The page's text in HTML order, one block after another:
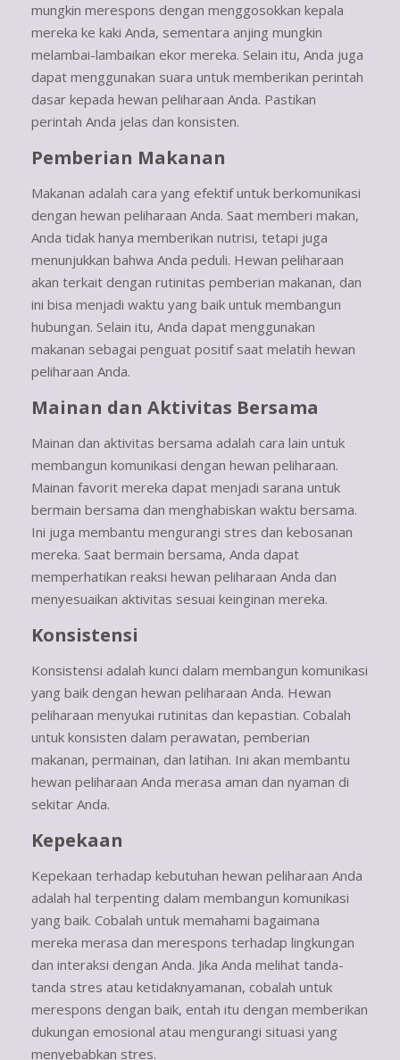
mungkin merespons dengan menggosokkan kepala
mereka ke kaki Anda, sementara anjing mungkin
melambai-lambaikan ekor mereka. Selain itu, Anda juga
dapat menggunakan suara untuk memberikan perintah
dasar kepada hewan peliharaan Anda. Pastikan
perintah Anda jelas dan konsisten.
Pemberian Makanan
Makanan adalah cara yang efektif untuk berkomunikasi
dengan hewan peliharaan Anda. Saat memberi makan,
Anda tidak hanya memberikan nutrisi, tetapi juga
menunjukkan bahwa Anda peduli. Hewan peliharaan
akan terkait dengan rutinitas pemberian makanan, dan
ini bisa menjadi waktu yang baik untuk membangun
hubungan. Selain itu, Anda dapat menggunakan
makanan sebagai penguat positif saat melatih hewan
peliharaan Anda.
Mainan dan Aktivitas Bersama
Mainan dan aktivitas bersama adalah cara lain untuk
membangun komunikasi dengan hewan peliharaan.
Mainan favorit mereka dapat menjadi sarana untuk
bermain bersama dan menghabiskan waktu bersama.
Ini juga membantu mengurangi stres dan kebosanan
mereka. Saat bermain bersama, Anda dapat
memperhatikan reaksi hewan peliharaan Anda dan
menyesuaikan aktivitas sesuai keinginan mereka.
Konsistensi
Konsistensi adalah kunci dalam membangun komunikasi
yang baik dengan hewan peliharaan Anda. Hewan
peliharaan menyukai rutinitas dan kepastian. Cobalah
untuk konsisten dalam perawatan, pemberian
makanan, permainan, dan latihan. Ini akan membantu
hewan peliharaan Anda merasa aman dan nyaman di
sekitar Anda.
Kepekaan
Kepekaan terhadap kebutuhan hewan peliharaan Anda
adalah hal terpenting dalam membangun komunikasi
yang baik. Cobalah untuk memahami bagaimana
mereka merasa dan merespons terhadap lingkungan
dan interaksi dengan Anda. Jika Anda melihat tanda-
tanda stres atau ketidaknyamanan, cobalah untuk
merespons dengan baik, entah itu dengan memberikan
dukungan emosional atau mengurangi situasi yang
menyebabkan stres.